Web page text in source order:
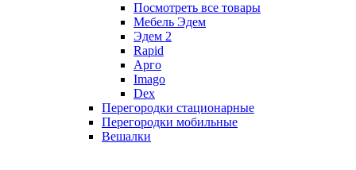
Посмотреть все товары
Мебель Эдем
Эдем 2
Rapid
Арго
Imago
Dex
Перегородки стационарные
Перегородки мобильные
Вешалки